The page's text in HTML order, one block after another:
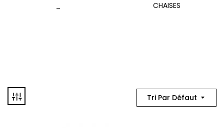
CHAISES
Tri Par Défaut